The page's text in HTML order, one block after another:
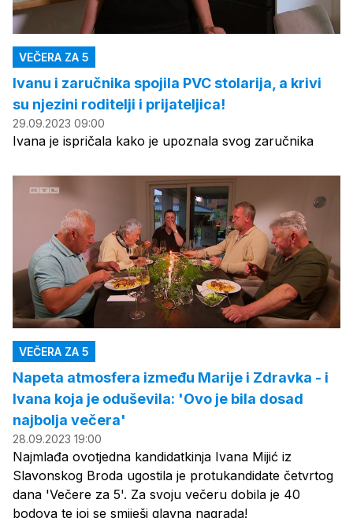
VEČERA ZA 5
Ivanu i zaručnika spojila PVC stolarija, a krivi
su njezini roditelji i prijateljica!
29.09.2023 09:00
Ivana je ispričala kako je upoznala svog zaručnika
VEČERA ZA 5
Napeta atmosfera između Marije i Zdravka - i
Ivana koja je oduševila: 'Ovo je bila dosad
najbolja večera'
28.09.2023 19:00
Najmlađa ovotjedna kandidatkinja Ivana Mijić iz
Slavonskog Broda ugostila je protukandidate četvrtog
dana 'Večere za 5'. Za svoju večeru dobila je 40
bodova te joj se smiješi glavna nagrada!